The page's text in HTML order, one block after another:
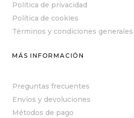
Política de privacidad
Política de cookies
Términos y condiciones generales
MÁS INFORMACIÓN
Preguntas frecuentes
Envíos y devoluciones
Métodos de pago